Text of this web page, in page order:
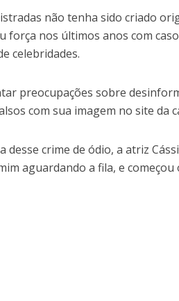
não tenha sido criado
força nos últimos anos com
celebridades.
preocupações sobre
com sua imagem no site da
crime de ódio, a atriz
aguardando a fila, e